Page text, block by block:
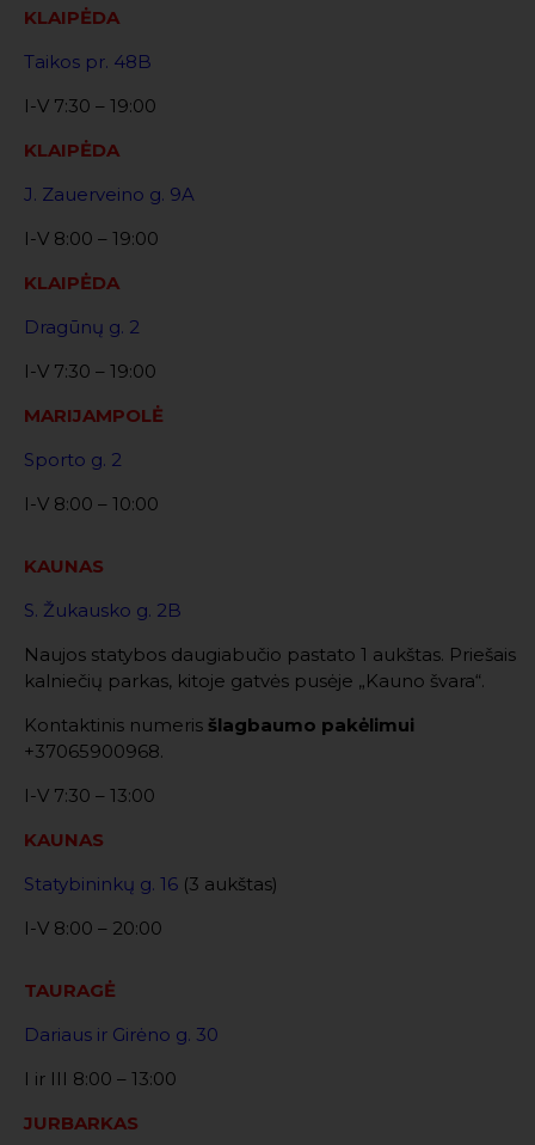
KLAIPĖDA
Taikos pr. 48B
I-V 7:30 – 19:00
KLAIPĖDA
J. Zauerveino g. 9A
I-V 8:00 – 19:00
KLAIPĖDA
Dragūnų g. 2
I-V 7:30 – 19:00
MARIJAMPOLĖ
Sporto g. 2
I-V 8:00 – 10:00
KAUNAS
S. Žukausko g. 2B
Naujos statybos daugiabučio pastato 1 aukštas. Priešais
kalniečių parkas, kitoje gatvės pusėje „Kauno švara“.
Kontaktinis numeris šlagbaumo pakėlimui
+37065900968.
I-V 7:30 – 13:00
KAUNAS
Statybininkų g. 16 (3 aukštas)
I-V 8:00 – 20:00
TAURAGĖ
Dariaus ir Girėno g. 30
I ir III 8:00 – 13:00
JURBARKAS